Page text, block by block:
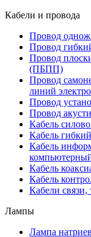
Кабели и провода
Провод
Провод
Провод
(ПБПП)
Провод
линий
Провод
Провод
Кабель
Кабель
Кабель
Кабель
Кабель
Кабели
Лампы
Лампа